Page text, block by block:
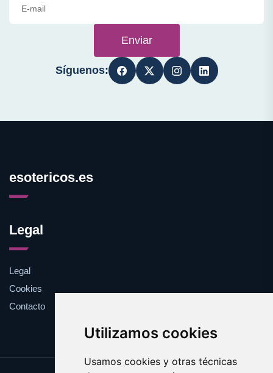
Utilizamos cookies
Usamos cookies y otras técnicas
Enviar
Síguenos:
esotericos.es
Legal
Legal
Cookies
Contacto